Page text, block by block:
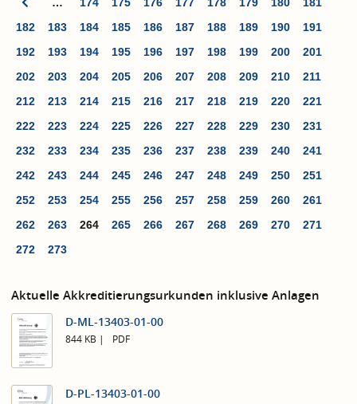
182
183 184 185 186 187 188 189 190
191
192
193 194 195 196 197 198 199 200
201
202
203 204 205 206 207 208 209 210
211
212
213 214 215 216 217 218 219 220
221
222
223 224 225 226 227 228 229 230
231
232
233 234 235 236 237 238 239 240
241
242
243 244 245 246 247 248 249 250
251
252
253 254 255 256 257 258 259 260
261
262
263 264 265 266 267 268 269 270
271
272
273
Aktuelle Akkreditierungsurkunden inklusive Anlagen
D-ML-13403-01-00
844 KB PDF
D-PL-13403-01-00